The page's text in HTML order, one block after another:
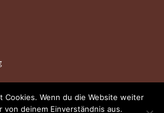
Cookies. Wenn du die Website weiter
von deinem Einverständnis aus.